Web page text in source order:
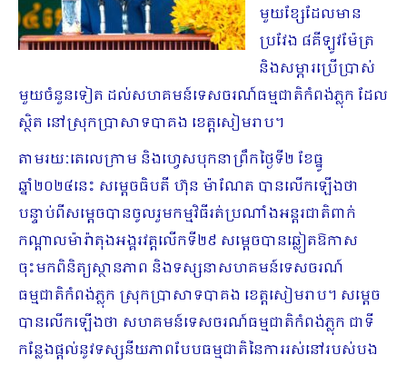
មួយ​ខ្សែដែ​ល​មាន​
ប្រវែង ៨គីឡូវម៉ែត្រ
និងសម្ភារប្រើប្រាស់
មួយចំនួនទៀត ដល់សហគមន៍​ទេសចរណ៍​ធម្មជាតិ​កំព​ង់​ភ្លុក​ ដែល
ស្ថិត នៅស្រុកប្រាសាទបាគង ខេត្តសៀមរាប។
តាមរយៈតេលេក្រាម និងហ្វេសបុកនាព្រឹកថ្ងៃទី២ ខែធ្នូ
ឆ្នាំ២០២៤នេះ សម្តេចធិបតី ហ៊ុន ម៉ាណែត បានលើកឡើង​ថា​
បន្ទាប់​ពី​សម្តេច​បាន​ចូលរួម​កម្ម​វិធី​រត់​ប្រណាំង​អន្តរជាតិ​ពាក់​
កណ្ដាល​ម៉ារ៉ា​តុង​អង្គរវត្តលើកទី២៩ សម្តេចបានឆ្លៀតឱកាស
ចុះមកពិនិត្យស្ថានភាព និងទស្សនា​សហគមន៍​ទេសចរណ៍
ធម្មជាតិកំពង់ភ្លុក ស្រុកប្រាសាទបាគង ខេត្តសៀមរាប។ សម្តេច
បាន​លើក​ឡើង​ថា សហគមន៍ទេសចរណ៍ធម្មជាតិកំពង់ភ្លុក ជាទី
កន្លែងផ្តល់​នូវ​ទស្សនីយភាព​បែប​ធម្មជាតិ​នៃ​ការ​រស់នៅរបស់បង